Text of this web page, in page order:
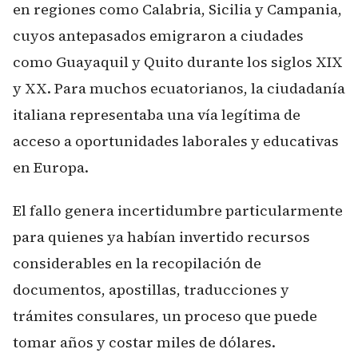
en regiones como Calabria, Sicilia y Campania,
cuyos antepasados emigraron a ciudades
como Guayaquil y Quito durante los siglos XIX
y XX. Para muchos ecuatorianos, la ciudadanía
italiana representaba una vía legítima de
acceso a oportunidades laborales y educativas
en Europa.
El fallo genera incertidumbre particularmente
para quienes ya habían invertido recursos
considerables en la recopilación de
documentos, apostillas, traducciones y
trámites consulares, un proceso que puede
tomar años y costar miles de dólares.